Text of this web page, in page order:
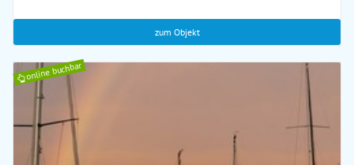
zum Objekt
online buchbar